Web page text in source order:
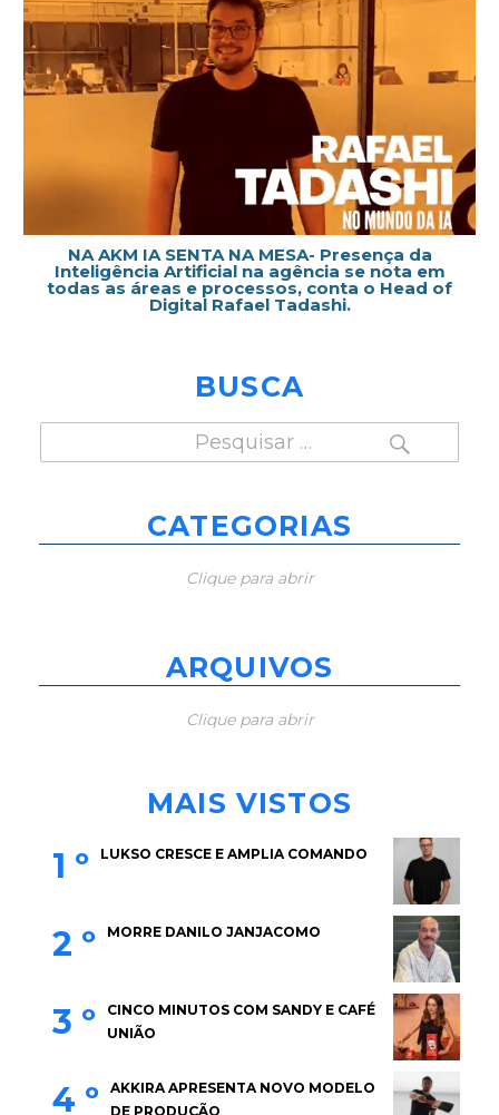
NA AKM IA SENTA NA MESA- Presença da
Inteligência Artificial na agência se nota em
todas as áreas e processos, conta o Head of
Digital Rafael Tadashi.
BUSCA
por:
PESQUISAR
CATEGORIAS
Clique para abrir
ARQUIVOS
Clique para abrir
MAIS VISTOS
1 º LUKSO CRESCE E AMPLIA COMANDO
2 º MORRE DANILO JANJACOMO
3 º
CINCO MINUTOS COM SANDY E CAFÉ
UNIÃO
4 º
AKKIRA APRESENTA NOVO MODELO
DE PRODUÇÃO